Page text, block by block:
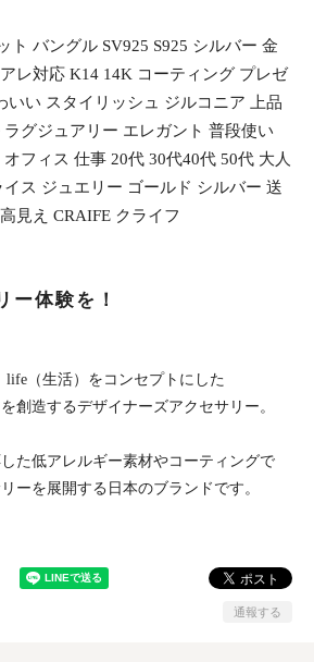
ト バングル SV925 S925 シルバー 金
レ対応 K14 14K コーティング プレゼ
いい スタイリッシュ ジルコニア 上品
グジュアリー エレガント 普段使い
フィス 仕事 20代 30代40代 50代 大人
ス ジュエリー ゴールド シルバー 送
見え CRAIFE クライフ
ー体験を！
life（生活）をコンセプトにした
創造するデザイナーズアクセサリー。
た低アレルギー素材やコーティングで
ーを展開する日本のブランドです。
通報する